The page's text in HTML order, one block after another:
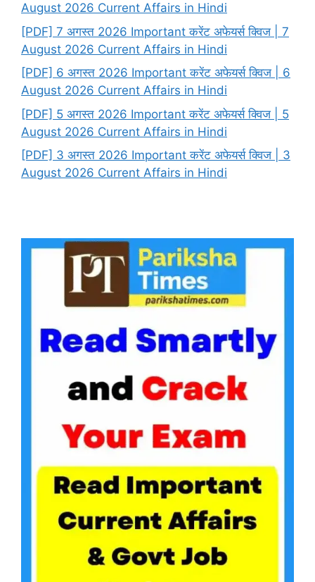
August 2026 Current Affairs in Hindi
[PDF] 7 अगस्त 2026 Important करेंट अफेयर्स क्विज | 7
August 2026 Current Affairs in Hindi
[PDF] 6 अगस्त 2026 Important करेंट अफेयर्स क्विज | 6
August 2026 Current Affairs in Hindi
[PDF] 5 अगस्त 2026 Important करेंट अफेयर्स क्विज | 5
August 2026 Current Affairs in Hindi
[PDF] 3 अगस्त 2026 Important करेंट अफेयर्स क्विज | 3
August 2026 Current Affairs in Hindi